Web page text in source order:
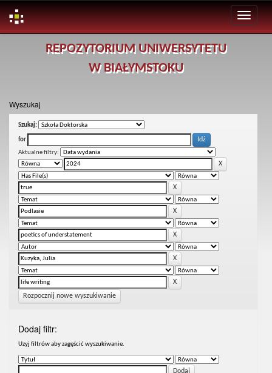
REPOZYTORIUM UNIWERSYTETU
W BIAŁYMSTOKU
Wyszukaj
Szukaj:
for
Aktualne filtry:
Rozpocznij nowe wyszukiwanie
Dodaj filtr:
Uzyj filtrów aby zagęścić wyszukiwanie.